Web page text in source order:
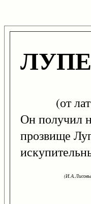
(от
Он получил
прозвище